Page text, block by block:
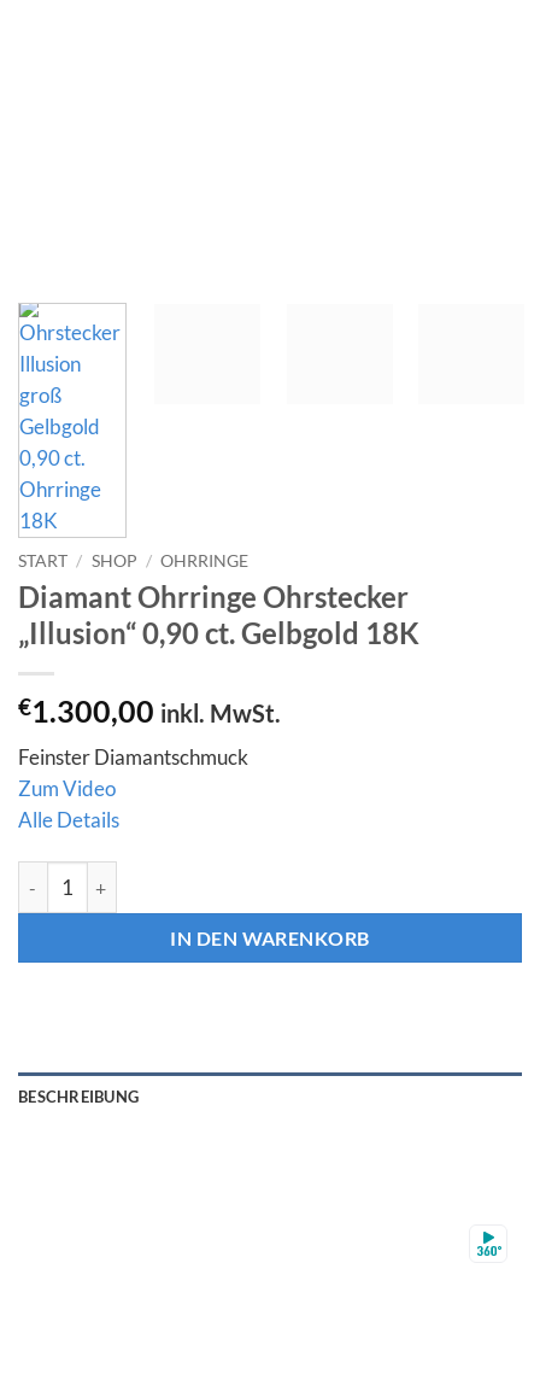
START / SHOP / OHRRINGE
Diamant Ohrringe Ohrstecker
„Illusion“ 0,90 ct. Gelbgold 18K
€1.300,00 inkl. MwSt.
Feinster Diamantschmuck
Zum Video
Alle Details
Diamant Ohrringe Ohrstecker "Illusion" 0,90 ct. Gelbgold 18K
IN DEN WARENKORB
BESCHREIBUNG